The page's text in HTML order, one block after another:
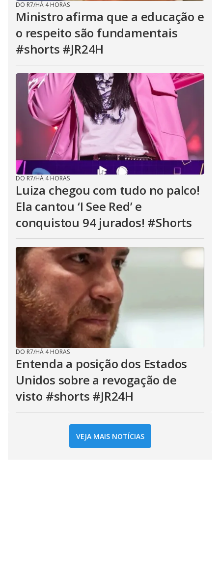
DO R7/HÁ 4 HORAS
Ministro afirma que a educação e
o respeito são fundamentais
#shorts #JR24H
DO R7/HÁ 4 HORAS
Luiza chegou com tudo no palco!
Ela cantou ‘I See Red’ e
conquistou 94 jurados! #Shorts
DO R7/HÁ 4 HORAS
Entenda a posição dos Estados
Unidos sobre a revogação de
visto #shorts #JR24H
VEJA MAIS NOTÍCIAS